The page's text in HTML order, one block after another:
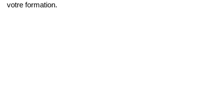
votre formation.